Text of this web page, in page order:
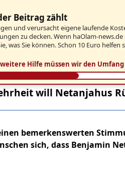
Beitrag zählt
und verursacht eigene laufende
zu decken. Wenn haOlam-
was Sie können. Schon 10 Euro
Hilfe müssen wir den
will Netanjahus
bemerkenswerten
sich, dass Benjamin